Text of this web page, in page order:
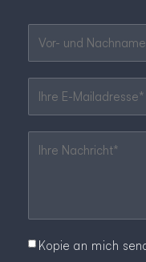
PflichtfeldVor- und
PflichtfeldIhre E-
PflichtfeldIhre
Kopie an mich